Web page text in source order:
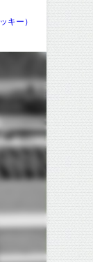
キー）